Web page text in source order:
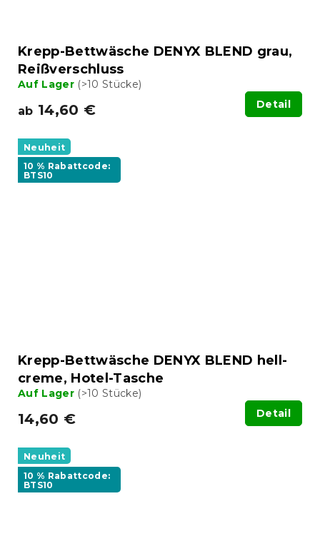
Krepp-Bettwäsche DENYX BLEND grau,
Reißverschluss
Auf Lager (>10 Stücke)
ab 14,60 € Detail
Neuheit
10 % Rabattcode:
BTS10
Krepp-Bettwäsche DENYX BLEND hell-
creme, Hotel-Tasche
Auf Lager (>10 Stücke)
14,60 € Detail
Neuheit
10 % Rabattcode:
BTS10